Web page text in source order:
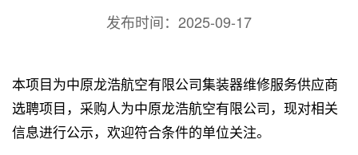
发布时间： 2025-09-17
本项目为中原龙浩航空有限公司集装器维修服务供应商
选聘项目，采购人为中原龙浩航空有限公司，现对相关
信息进行公示，欢迎符合条件的单位关注。